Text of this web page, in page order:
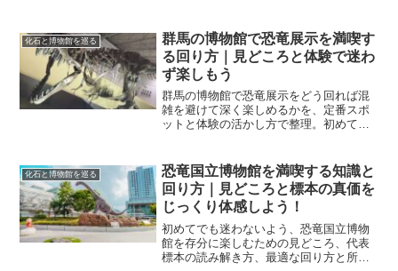
化石と博物館を巡る
群馬の博物館で恐竜展示を満喫す
る回り方｜見どころと体験で迷わ
ず楽しもう
群馬の博物館で恐竜展示をどう回れば混
雑を避けて深く楽しめるかを、定番スポ
ットと体験の活かし方で整理。初めてで
化石と博物館を巡る
恐竜国立博物館を満喫する知識と
回り方｜見どころと標本の真価を
じっくり体感しよう！
初めてでも迷わないよう、恐竜国立博物
館を存分に楽しむための見どころ、代表
標本の読み解き方、最適な回り方と所要